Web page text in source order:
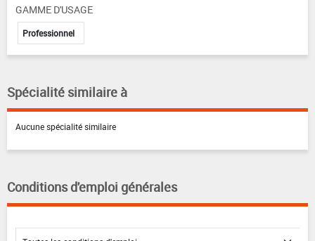
GAMME D'USAGE
Professionnel
Spécialité similaire à
Aucune spécialité similaire
Conditions d'emploi générales